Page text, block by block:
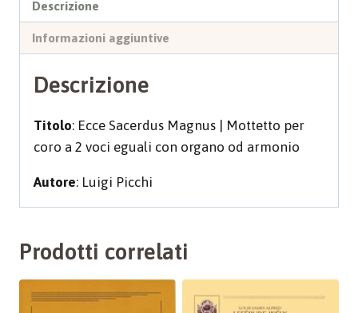
Descrizione
Informazioni aggiuntive
Descrizione
Titolo: Ecce Sacerdus Magnus | Mottetto per
coro a 2 voci eguali con organo od armonio
Autore: Luigi Picchi
Prodotti correlati